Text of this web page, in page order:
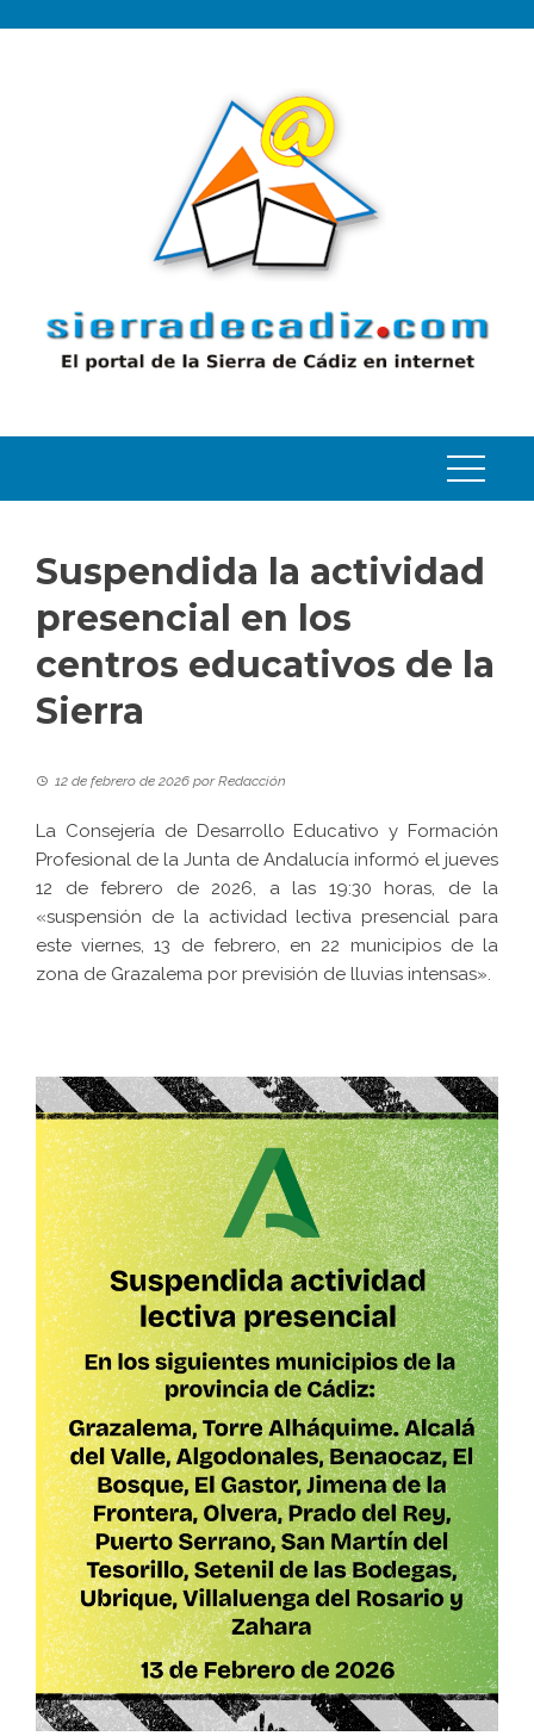
Suspendida la actividad
presencial en los
centros educativos de la
Sierra
12 de febrero de 2026 porRedacción
La Consejería de Desarrollo Educativo y Formación
Profesional de la Junta de Andalucía informó el jueves
12 de febrero de 2026, a las 19:30 horas, de la
«suspensión de la actividad lectiva presencial para
este viernes, 13 de febrero, en 22 municipios de la
zona de Grazalema por previsión de lluvias intensas».